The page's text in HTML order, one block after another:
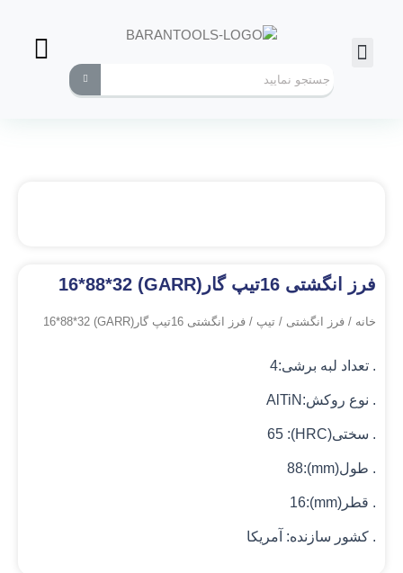
فرز انگشتی 16تیپ گار(GARR) 16*88*32
خانه / فرز انگشتی / تیپ / فرز انگشتی 16تیپ گار(GARR) 16*88*32
. تعداد لبه برشی:4
. نوع روکش:AlTiN
. سختی(HRC): 65
. طول(mm):88
. قطر(mm):16
. کشور سازنده: آمریکا